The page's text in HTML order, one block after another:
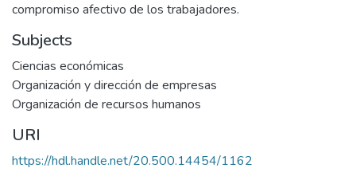
compromiso afectivo de los trabajadores.
Subjects
Ciencias económicas
Organización y dirección de empresas
Organización de recursos humanos
URI
https://hdl.handle.net/20.500.14454/1162